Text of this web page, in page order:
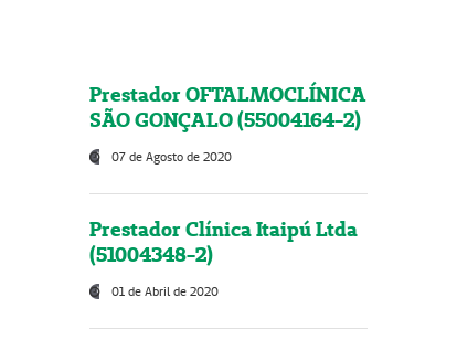
Prestador OFTALMOCLÍNICA
SÃO GONÇALO (55004164-2)
07 de Agosto de 2020
Prestador Clínica Itaipú Ltda
(51004348-2)
01 de Abril de 2020